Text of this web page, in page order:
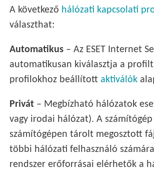
A következő hálózati kapcsolati
választhat:
Automatikus – Az ESET Internet
automatikusan kiválasztja a profilt
profilokhoz beállítottaktiválók
Privát – Megbízható hálózatok
vagy irodai hálózat). A számítógép
számítógépen tárolt megosztott
többi hálózati felhasználó
rendszer erőforrásai elérhetők a